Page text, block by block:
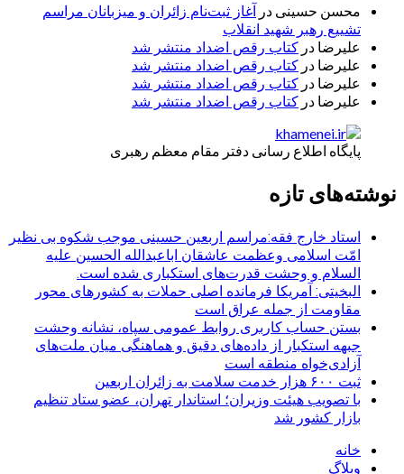
محسن حسینی در آغاز ثبت‌نام زائران و میزبانان مراسم
تشییع رهبر شهید انقلاب
علیرضا در کتاب رقص اضداد منتشر شد
علیرضا در کتاب رقص اضداد منتشر شد
علیرضا در کتاب رقص اضداد منتشر شد
علیرضا در کتاب رقص اضداد منتشر شد
پایگاه اطلاع رسانی دفتر مقام معظم رهبری
نوشته‌های تازه
استاد خارج فقه:مراسم اربعین حسینی موجب شکوه بی نظیر
امّت اسلامی وعظمت عاشقان اباعبدالله الحسین علیه
السلام و وحشت قدرت‌های استکباری شده است.
البخیتی: آمریکا فرمانده اصلی حملات به کشورهای محور
مقاومت از جمله عراق است
بستن حساب کاربری روابط عمومی سپاه، نشانه‌ وحشت
جبهه استکبار از داده‌های دقیق و هماهنگی میان ملت‌های
آزادی‌خواه منطقه است
ثبت ۶۰۰ هزار خدمت سلامت به زائران اربعین
با تصویب هیئت وزیران؛ استاندار تهران، عضو ستاد تنظیم
بازار کشور شد
خانه
وبلاگ